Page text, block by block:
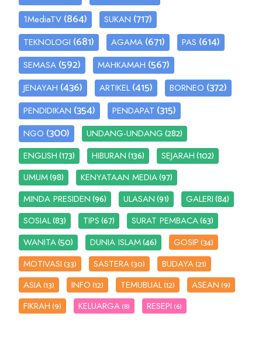
1MediaTV (864) SUKAN (717)
TEKNOLOGI (681) AGAMA (671) PAS (614)
SEMASA (592) MAHKAMAH (567)
JENAYAH (436) ARTIKEL (415) BORNEO (372)
PENDIDIKAN (354) PENDAPAT (315)
NGO (300) UNDANG-UNDANG(282)
ENGLISH(173) HIBURAN(136) SEJARAH(102)
UMUM(98) KENYATAAN MEDIA(97)
MINDA PRESIDEN(96) ULASAN(91) GALERI(84)
SOSIAL(83) TIPS(67) SURAT PEMBACA(63)
WANITA(50) DUNIA ISLAM(46) GOSIP(34)
MOTIVASI(33) SASTERA(30) BUDAYA(21)
ASIA(13) INFO(12) TEMUBUAL(12) ASEAN(9)
FIKRAH(9) KELUARGA (8) RESEPI (6)